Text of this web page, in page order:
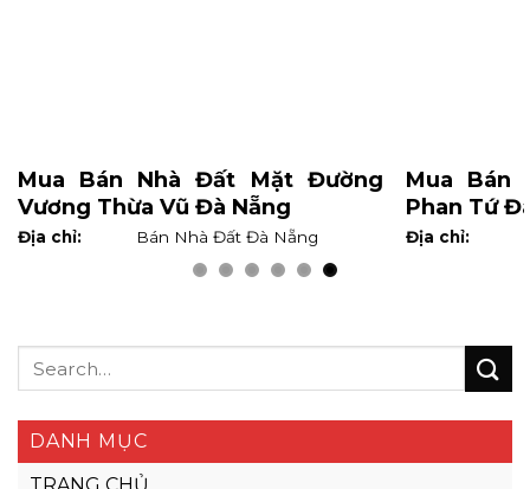
Mua Bán Nhà Đất Mặt Đường
Vương Thừa Vũ Đà Nẵng
Địa chỉ: Bán Nhà Đất Đà Nẵng
Mua Bán
Phan Tứ
Địa chỉ:
DANH MỤC